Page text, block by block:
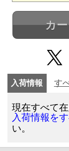
カ
入荷情報 す
現在すべて
入荷情報を
い。